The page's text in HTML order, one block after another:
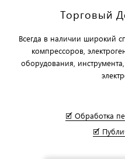
Торговый
Всегда в наличии широкий
компрессоров,
оборудования,
🗹 Обработка
🗹